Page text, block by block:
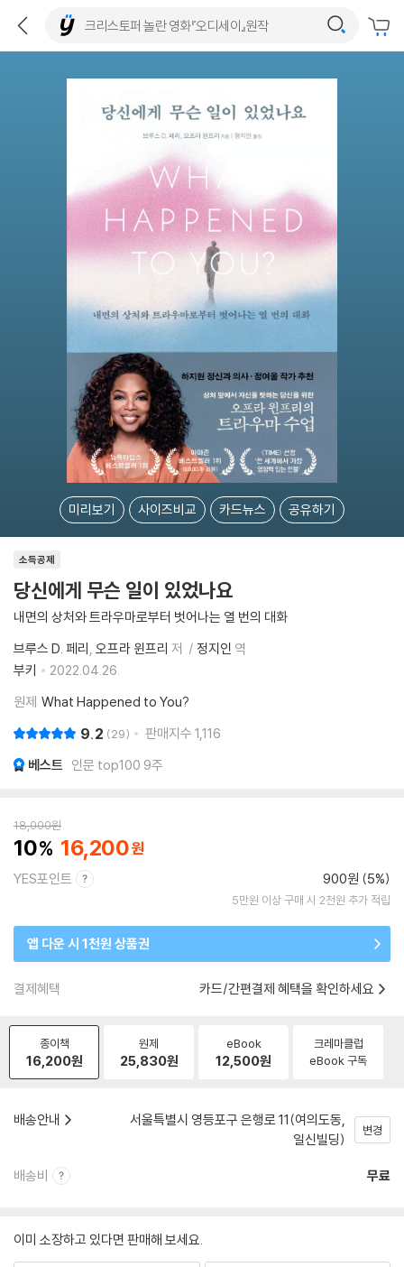
미리보기 사이즈비교 카드뉴스 공유하기
소득공제
당신에게 무슨 일이 있었나요
내면의 상처와 트라우마로부터 벗어나는 열 번의 대화
브루스 D. 페리 오프라 윈프리 저 정지인 역
부키
2022.04.26.
원제 What Happened to You?
9.2 29 판매지수 1,116
베스트 인문 top100 9주
18,000원
10 16,200
YES포인트 900원 (5%)
5만원 이상 구매 시 2천원 추가 적립
앱 다운 시 1천원 상품권
결제혜택 카드/간편결제 혜택을 확인하세요
종이책
16,200원
원제
25,830원
eBook
12,500원
크레마클럽
eBook 구독
배송안내
서울특별시 영등포구 은행로 11(여의도동,
일신빌딩)
변경
배송비 무료
이미 소장하고 있다면 판매해 보세요.